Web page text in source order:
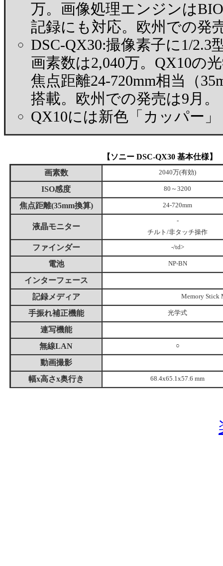
万。画像処理エンジンは
記録にも対応。欧州での発
DSC-QX30:撮像素子に1/2.3
画素数は2,040万。QX10の
焦点距離24-720mm相当（
搭載。欧州での発売は9月。
QX10には新色「カッパー
【ソニー DSC-QX30 基本仕様】
画素数
2040万(有効)
ISO感度 80～3200
焦点距離(35mm換算) 24-720mm
液晶モニター
-
チルト/非タッチ操作
ファインダー -/td>
電池 NP-BN
インターフェース
記録メディア
Memory Stick
手振れ補正機能 光学式
連写機能
無線LAN
○
動画撮影
幅x高さx奥行き
68.4x65.1x57.6 mm